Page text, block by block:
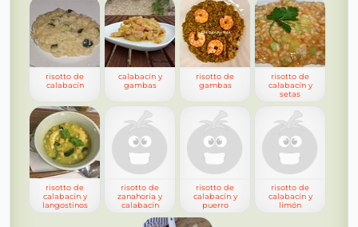
risotto de
calabacín
calabacín y
gambas
risotto de
gambas
risotto de
calabacín y
setas
risotto de
calabacín y
langostinos
risotto de
zanahoria y
calabacín
risotto de
calabacín y
puerro
risotto de
calabacín y
limón